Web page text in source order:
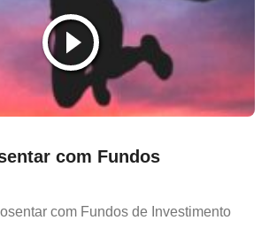
com Fundos
com Fundos de Investimento